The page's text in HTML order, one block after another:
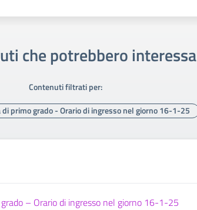
che potrebbero
Contenuti filtrati per:
di primo grado - Orario di ingresso nel giorno 16-1-25
– Orario di ingresso nel giorno 16-1-25